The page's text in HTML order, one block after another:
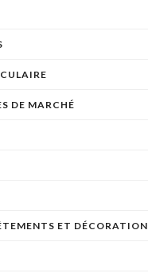
DE MARCHÉ
ET DÉCORATION